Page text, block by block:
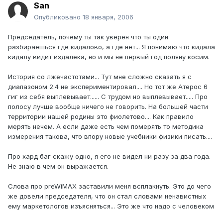
San
Опубликовано 18 января, 2006
Председатель, почему ты так уверен что ты один
разбираешься где кидалово, а где нет... Я понимаю что кидала
кидалу видит издалека, но и мы не первый год поляну косим.
История со лжечастотами... Тут мне сложно сказать я с
диапазоном 2.4 не экспериментировал.... Но тот же Атерос 6
гиг из себя выплевывает...... С трудом но выплевывает..... Про
полосу лучше вообще ничего не говорить. На большей части
территории нашей родины это фиолетово.... Как правило
мерять нечем. А если даже есть чем померять то методика
измерения такова, что впору новые учебники физики писать....
Про хард баг скажу одно, я его не видел ни разу за два года.
Не знаю в чем он выражается.
Слова про preWiMAX заставили меня всплакнуть. Это до чего
же довели председателя, что он стал словами ненавистных
ему маркетологов изъясняться... Это же что надо с человеком